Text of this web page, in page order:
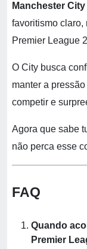
Manchester
favoritismo claro,
Premier League
O City busca
manter a
competir e
Agora que sabe
não perca esse
FAQ
Quando
Premier